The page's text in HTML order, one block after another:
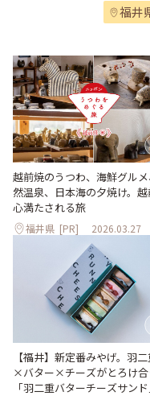
福井
越前焼のうつわ、海鮮グル
然温泉、日本海の夕焼け。越
心満たされる旅
福井県 [PR] 2026.03.27
【福井】新定番みやげ。羽
×バター×チーズがとろけ合
「羽二重バターチーズサンド